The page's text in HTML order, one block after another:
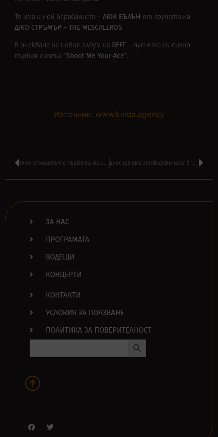
Тя има и нов барабанист – ЛЮК БЪЛЪН от групата на
ДЖО СТРЪМЪР – THE MESCALEROS.
В очакване на новия албум на REEF – пуснете си силно
първия сингъл “Shoot Me Your Ace”:
Източник: www.kinda.agency
ТАНЯ О’КАЛАХЪН е първата жена в WHITESNAKE в историята – ВИДЕО Днес ще има готварско шоу в ‘ПРИШЪЛЕЦЪТ 2112’ на ВАСКО РАЙКОВ от 16:00
ЗА НАС
ПРОГРАМАТА
ВОДЕЩИ
КОНЦЕРТИ
КОНТАКТИ
УСЛОВИЯ ЗА ПОЛЗВАНЕ
ПОЛИТИКА ЗА ПОВЕРИТЕЛНОСТ
Search Button